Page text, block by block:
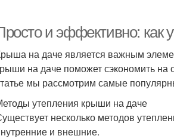
и эффективно: как
на даче является важным
на даче поможет сэкономить на
мы рассмотрим самые
утепления крыши на даче
несколько методов
и внешние.